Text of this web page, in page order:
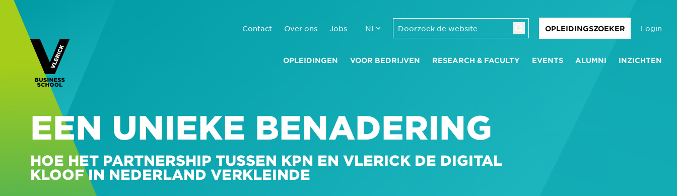
Contact Over ons Jobs NL OPLEIDINGSZOEKER Login
OPLEIDINGEN VOOR BEDRIJVEN RESEARCH & FACULTY EVENTS ALUMNI INZICHTEN
EEN UNIEKE BENADERING
HOE HET PARTNERSHIP TUSSEN KPN EN VLERICK DE DIGITAL
KLOOF IN NEDERLAND VERKLEINDE